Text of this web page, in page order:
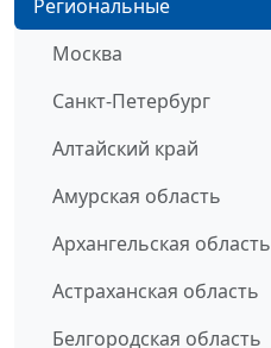
Региональные
Москва
Санкт-Петербург
Алтайский край
Амурская область
Архангельская область
Астраханская область
Белгородская область